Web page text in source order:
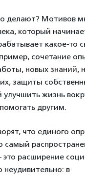
делают? Мотивов
который
какое-то
сочетание
новых знаний,
защиты
жизнь
другим.
что единого
самый
это расширение
неудивительно: в